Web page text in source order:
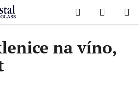
Hledat
KOŠÍK
na víno,